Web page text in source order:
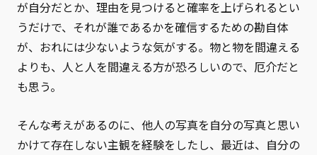
が自分だとか、理由を見つけると確率を上げられるとい
うだけで、それが誰であるかを確信するための勘自体
が、おれには少ないような気がする。物と物を間違える
よりも、人と人を間違える方が恐ろしいので、厄介だと
も思う。
そんな考えがあるのに、他人の写真を自分の写真と思い
かけて存在しない主観を経験をしたし、最近は、自分の